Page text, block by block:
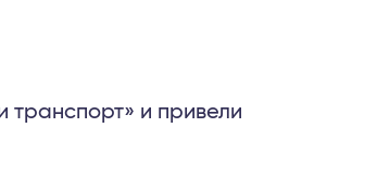
транспорт» и привели